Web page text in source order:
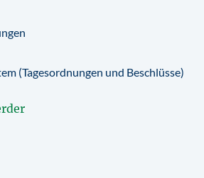
(Tagesordnungen und Beschlüsse)